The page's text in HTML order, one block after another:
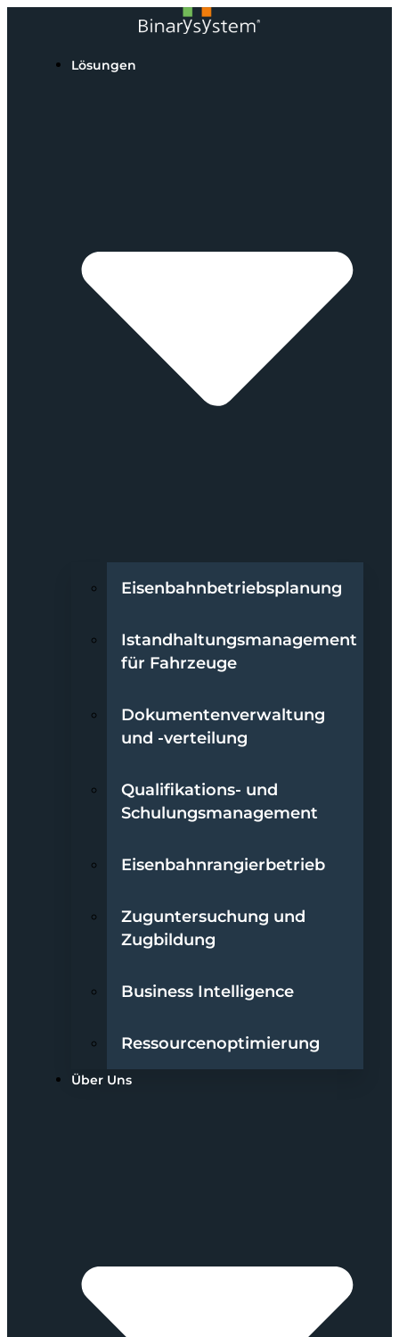
Lösungen
Eisenbahnbetriebsplanung
Istandhaltungsmanagement
für Fahrzeuge
Dokumentenverwaltung
und -verteilung
Qualifikations- und
Schulungsmanagement
Eisenbahnrangierbetrieb
Zuguntersuchung und
Zugbildung
Business Intelligence
Ressourcenoptimierung
Über Uns